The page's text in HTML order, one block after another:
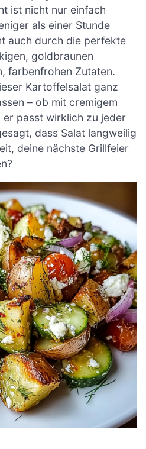
ist nicht nur einfach
als einer Stunde
auch durch die perfekte
goldbraunen
farbenfrohen Zutaten.
Kartoffelsalat ganz
– ob mit cremigem
passt wirklich zu jeder
dass Salat langweilig
deine nächste Grillfeier